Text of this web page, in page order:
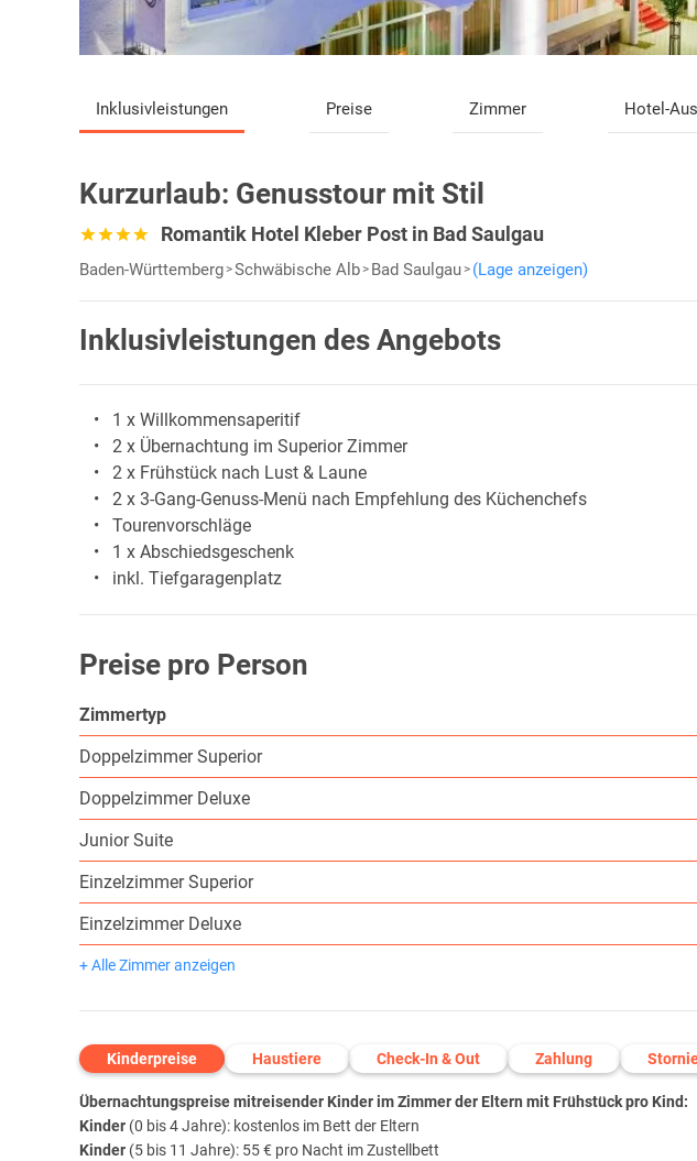
Inklusivleistungen Preise Zimmer Hotel-
Kurzurlaub: Genusstour mit Stil
Romantik Hotel Kleber Post in Bad Saulgau
Baden-Württemberg Schwäbische Alb Bad Saulgau (Lage anzeigen)
Inklusivleistungen des Angebots
1 x Willkommensaperitif
2 x Übernachtung im Superior Zimmer
2 x Frühstück nach Lust & Laune
2 x 3-Gang-Genuss-Menü nach Empfehlung des Küchenchefs
Tourenvorschläge
1 x Abschiedsgeschenk
inkl. Tiefgaragenplatz
Preise pro Person
Zimmertyp
Doppelzimmer Superior
Doppelzimmer Deluxe
Junior Suite
Einzelzimmer Superior
Einzelzimmer Deluxe
+ Alle Zimmer anzeigen
Kinderpreise Haustiere Check-In & Out Zahlung
Übernachtungspreise mitreisender Kinder im Zimmer der Eltern mit Frühstück pro Kind:
Kinder (0 bis 4 Jahre): kostenlos im Bett der Eltern
Kinder (5 bis 11 Jahre): 55 € pro Nacht im Zustellbett